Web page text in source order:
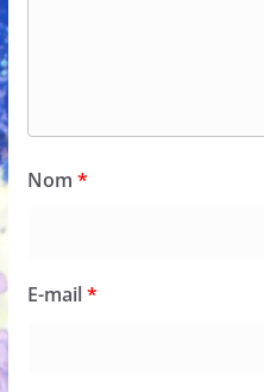
Nom *
E-mail*